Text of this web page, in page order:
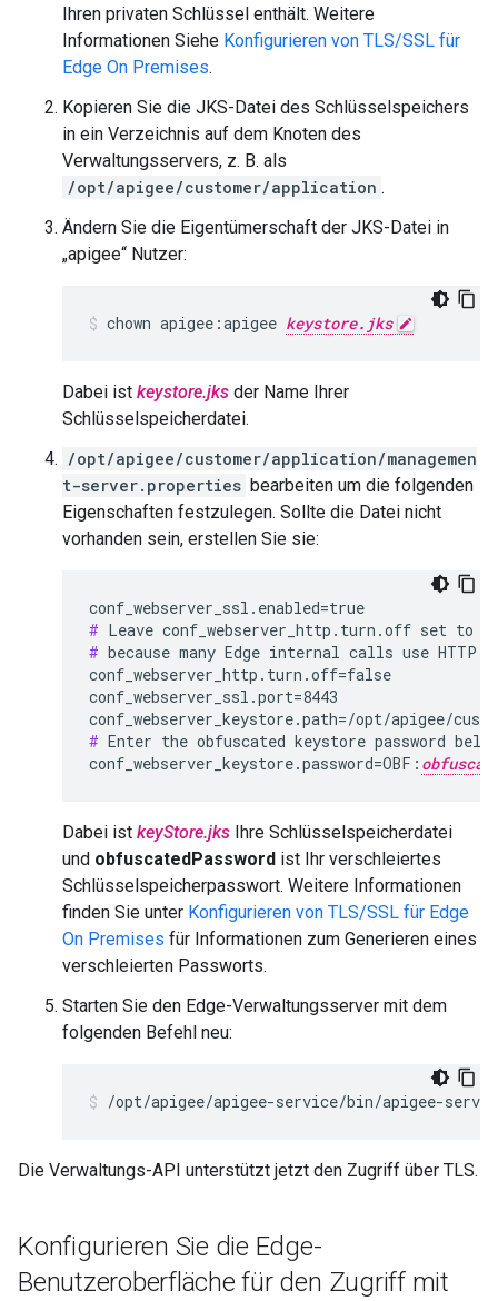
Ihren privaten Schlüssel enthält. Weitere
Informationen Siehe Konfigurieren von TLS/SSL für
Edge On Premises.
Kopieren Sie die JKS-Datei des Schlüsselspeichers
in ein Verzeichnis auf dem Knoten des
Verwaltungsservers, z. B. als
/opt/apigee/customer/application .
Ändern Sie die Eigentümerschaft der JKS-Datei in
„apigee“ Nutzer:
chown apigee:apigee keystore.jks
Dabei ist keystore.jks der Name Ihrer
Schlüsselspeicherdatei.
/opt/apigee/customer/application/managemen
t-server.properties bearbeiten um die folgenden
Eigenschaften festzulegen. Sollte die Datei nicht
vorhanden sein, erstellen Sie sie:
#
# because many Edge internal calls use HTTP.
conf_webserver_http.turn.off=false
conf_webserver_ssl.port=8443
conf_webserver_keystore.path=/opt/apigee/
# Enter the obfuscated keystore password
conf_webserver_keystore.password=OBF:
Dabei ist keyStore.jks Ihre Schlüsselspeicherdatei
und obfuscatedPassword ist Ihr verschleiertes
Schlüsselspeicherpasswort. Weitere Informationen
finden Sie unter Konfigurieren von TLS/SSL für Edge
On Premises für Informationen zum Generieren eines
verschleierten Passworts.
Starten Sie den Edge-Verwaltungsserver mit dem
folgenden Befehl neu:
/opt/apigee/apigee-service/bin/apigee-
Die Verwaltungs-API unterstützt jetzt den Zugriff über TLS.
Konfigurieren Sie die Edge-
Benutzeroberfläche für den Zugriff mit